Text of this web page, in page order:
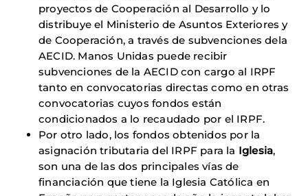
proyectos de Cooperación al Desarrollo y lo
distribuye el Ministerio de Asuntos Exteriores y
de Cooperación, a través de subvenciones dela
AECID. Manos Unidas puede recibir
subvenciones de la AECID con cargo al IRPF
tanto en convocatorias directas como en otras
convocatorias cuyos fondos están
condicionados a lo recaudado por el IRPF.
Por otro lado, los fondos obtenidos por la
asignación tributaria del IRPF para la Iglesia,
son una de las dos principales vías de
financiación que tiene la Iglesia Católica en